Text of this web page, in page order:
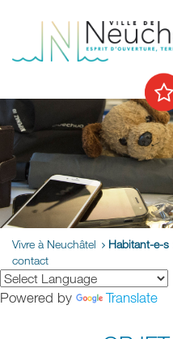
Vivre à Neuchâtel Habitant-e-s
contact
Powered by Translate